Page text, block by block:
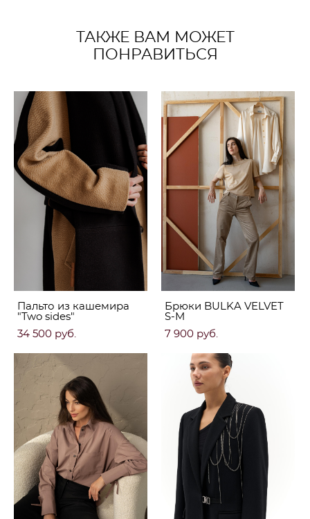
ТАКЖЕ ВАМ МОЖЕТ
ПОНРАВИТЬСЯ
Пальто из кашемира
"Two sides"
34 500 pуб.
Брюки BULKA VELVET
S-M
7 900 pуб.